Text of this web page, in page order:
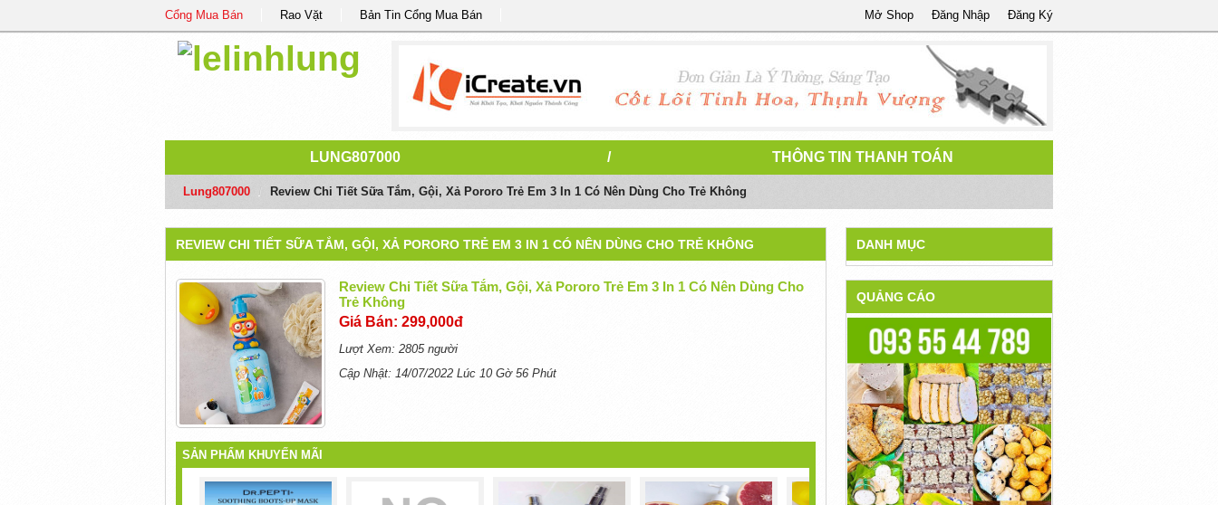
Cổng Mua Bán Rao Vặt Bản Tin Cổng Mua Bán Đăng Ký
Đăng Nhập
Mở Shop
LUNG807000 / THÔNG TIN THANH TOÁN
Lung807000 Review Chi Tiết Sữa Tắm, Gội, Xả Pororo Trẻ Em 3 In 1 Có Nên Dùng Cho Trẻ Không
REVIEW CHI TIẾT SỮA TẮM, GỘI, XẢ PORORO TRẺ EM 3 IN 1 CÓ NÊN DÙNG CHO TRẺ KHÔNG
Review Chi Tiết Sữa Tắm, Gội, Xả Pororo Trẻ Em 3 In 1 Có Nên Dùng Cho
Trẻ Không
Giá Bán: 299,000đ
Lượt Xem: 2805 người
Cập Nhật: 14/07/2022 Lúc 10 Gờ 56 Phút
SẢN PHẨM KHUYẾN MÃI
DANH MỤC
QUẢNG CÁO